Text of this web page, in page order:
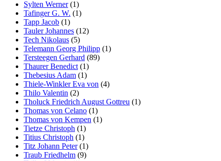
Sylten Werner(1)
Tafinger G. W. (1)
Tapp Jacob (1)
Tauler Johannes (12)
Tech Nikolaus (5)
Telemann Georg Philipp (1)
Tersteegen Gerhard (89)
Thaurer Benedict (1)
Thebesius Adam (1)
Thiele-Winkler Eva von (4)
Thilo Valentin (2)
Tholuck Friedrich August Gottreu (1)
Thomas von Celano (1)
Thomas von Kempen (1)
Tietze Christoph (1)
Titius Christoph (1)
Titz Johann Peter(1)
Traub Friedhelm (9)